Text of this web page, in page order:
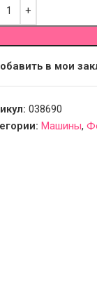
в мои
038690
Машины,